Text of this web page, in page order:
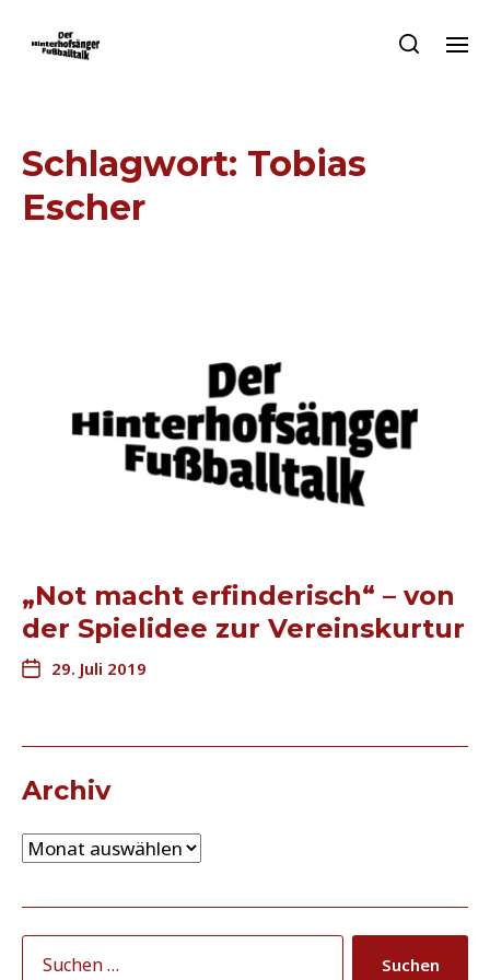
Schlagwort: Tobias
Escher
„Not macht erfinderisch“ – von
der Spielidee zur Vereinskurtur
29. Juli 2019
Archiv